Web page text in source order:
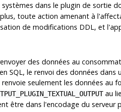
dans le plugin de sortie
toute action amenant à
de modifications DDL, et
des données au
SQL, le renvoi des données
seulement les données
au
être dans l'encodage du serveur